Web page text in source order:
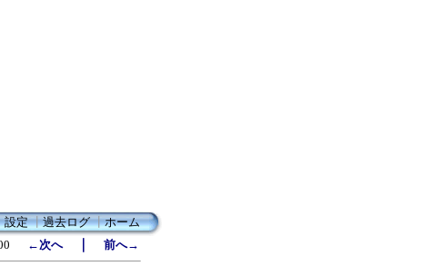
設定┃過去ログ┃ホーム
←次へ｜ 前へ→